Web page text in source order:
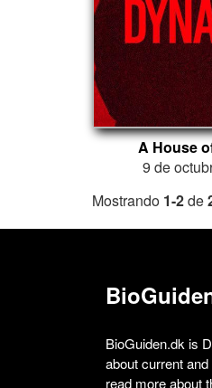
A House
9 de
Mostrando 1-2de
BioGuiden.dk is
about current
read more about